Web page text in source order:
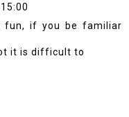
fun, if you be familiar
it is difficult to